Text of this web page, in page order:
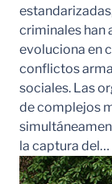
criminales han
evoluciona en
conflictos
sociales. Las
de complejos
la captura del…